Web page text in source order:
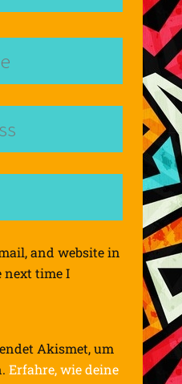
and website in
next time I
Akismet, um
Erfahre, wie deine